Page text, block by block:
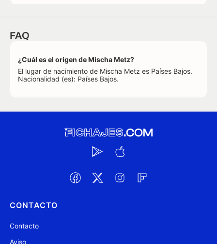
FAQ
¿Cuál es el origen de Mischa Metz?
El lugar de nacimiento de Mischa Metz es Países Bajos.
Nacionalidad (es): Países Bajos.
CONTACTO
Contacto
Aviso